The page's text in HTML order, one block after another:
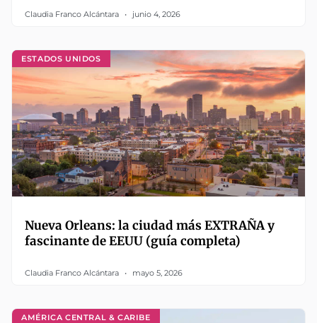
Claudia Franco Alcántara junio 4, 2026
ESTADOS UNIDOS
Nueva Orleans: la ciudad más EXTRAÑA y
fascinante de EEUU (guía completa)
Claudia Franco Alcántara mayo 5, 2026
AMÉRICA CENTRAL & CARIBE